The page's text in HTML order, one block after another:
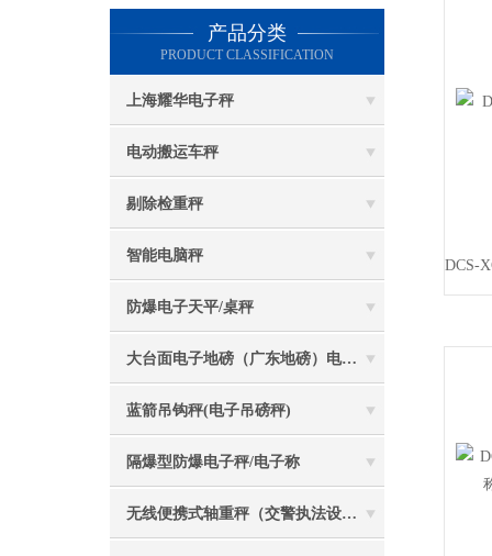
产品分类
PRODUCT CLASSIFICATION
上海耀华电子秤
电动搬运车秤
剔除检重秤
智能电脑秤
防爆电子天平/桌秤
大台面电子地磅（广东地磅）电子汽车衡
蓝箭吊钩秤(电子吊磅秤)
隔爆型防爆电子秤/电子称
无线便携式轴重秤（交警执法设备）